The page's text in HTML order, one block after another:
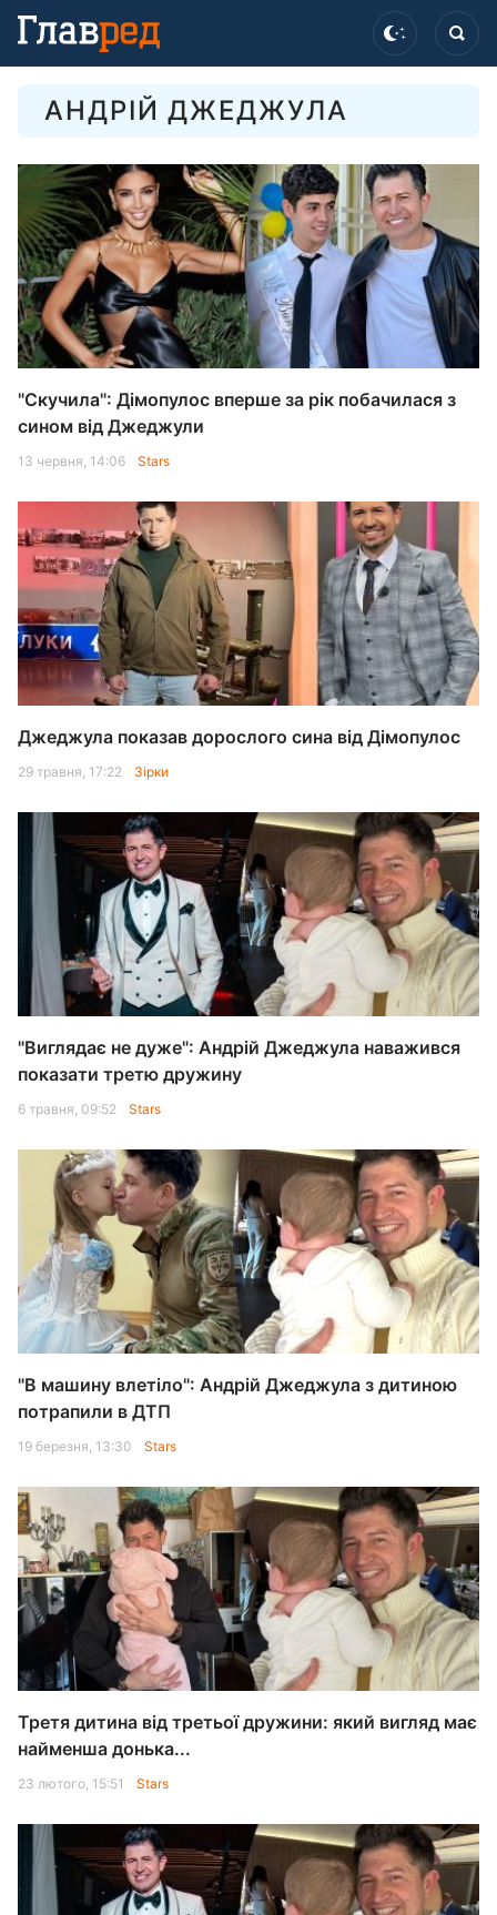
АНДРІЙ ДЖЕДЖУЛА
"Скучила": Дімопулос вперше за рік побачилася з
сином від Джеджули
13 червня, 14:06 Stars
Джеджула показав дорослого сина від Дімопулос
29 травня, 17:22 Зірки
"Виглядає не дуже": Андрій Джеджула наважився
показати третю дружину
6 травня, 09:52 Stars
"В машину влетіло": Андрій Джеджула з дитиною
потрапили в ДТП
19 березня, 13:30 Stars
Третя дитина від третьої дружини: який вигляд має
найменша донька...
23 лютого, 15:51 Stars